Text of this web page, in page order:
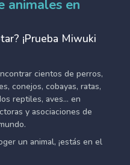
animales en
¡Prueba Miwuki
cientos de perros,
conejos, cobayas, ratas,
reptiles, aves... en
y asociaciones de
un animal, ¡estás en el